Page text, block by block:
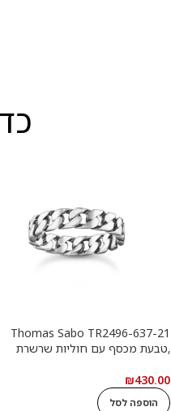
Thomas Sabo TR2496-637-21
,טבעת מכסף עם חוליות שרשרת
₪430.00
הוספה לסל